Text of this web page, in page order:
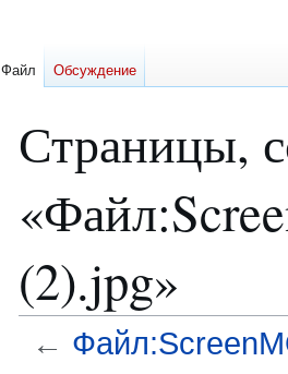
Страницы,
(2).jpg»
←
Файл Обсуждение